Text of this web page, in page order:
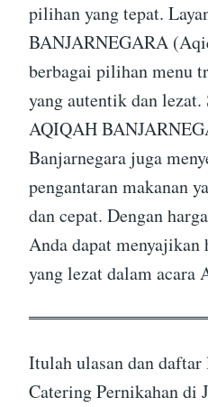
pilihan yang tepat.
BANJARNEGARA
berbagai pilihan menu
yang autentik dan
AQIQAH
Banjarnegara juga
pengantaran makanan
dan cepat. Dengan
Anda dapat menyajikan
yang lezat dalam acara
Itulah ulasan dan daftar
Catering Pernikahan di